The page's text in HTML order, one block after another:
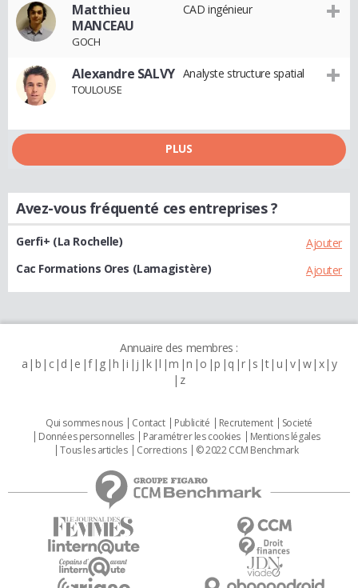
Matthieu
MANCEAU
GOCH
CAD ingénieur
Alexandre SALVY
TOULOUSE
Analyste structure spatial
PLUS
Avez-vous fréquenté ces entreprises ?
Ajouter
Gerfi+ (La Rochelle)
Ajouter
Cac Formations Ores (Lamagistère)
Annuaire des membres :
a b c d e f g h i j k l m n o p q r s t u v w x y
z
Qui sommes nous Contact Publicité Recrutement
Societé
Données personnelles
Paramétrer les cookies
Mentions légales
Tous les articles
Corrections © 2022 CCM Benchmark